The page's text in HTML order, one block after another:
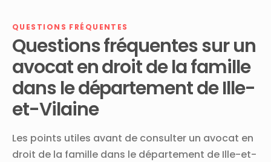
QUESTIONS FRÉQUENTES
Questions fréquentes sur un
avocat en droit de la famille
dans le département de Ille-
et-Vilaine
Les points utiles avant de consulter un avocat en
droit de la famille dans le département de Ille-et-